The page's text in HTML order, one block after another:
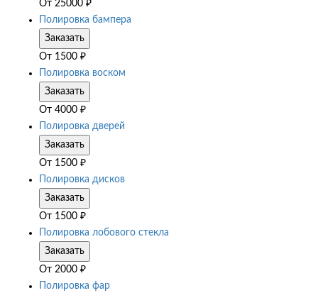
От 25000 ₽
Полировка бампера
Заказать
От 1500 ₽
Полировка воском
Заказать
От 4000 ₽
Полировка дверей
Заказать
От 1500 ₽
Полировка дисков
Заказать
От 1500 ₽
Полировка лобового стекла
Заказать
От 2000 ₽
Полировка фар